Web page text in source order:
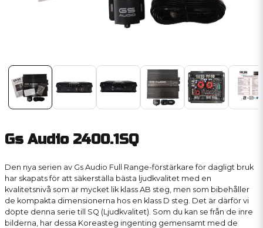
Gs Audio 2400.1SQ
Den nya serien av Gs Audio Full Range-förstärkare för dagligt bruk
har skapats för att säkerställa bästa ljudkvalitet med en
kvalitetsnivå som är mycket lik klass AB steg, men som bibehåller
de kompakta dimensionerna hos en klass D steg. Det är därför vi
döpte denna serie till SQ (Ljudkvalitet). Som du kan se från de inre
bilderna, har dessa Koreasteg ingenting gemensamt med de